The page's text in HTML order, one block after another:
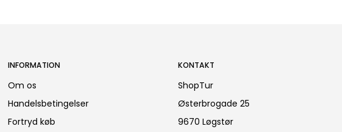
INFORMATION
Om os
Handelsbetingelser
Fortryd køb
KONTAKT
ShopTur
Østerbrogade 25
9670 Løgstør